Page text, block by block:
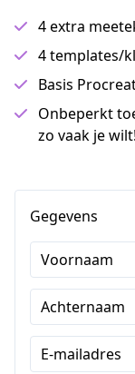
4 extra
4 templates/
Basis
Onbeperkt
zo vaak je wilt!
Gegevens
Voornaam
Achternaam
E-mailadres